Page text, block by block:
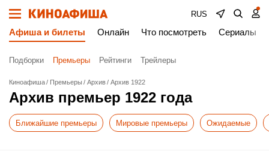
RUS
Афиша и билеты Онлайн Что посмотреть Сериалы
Подборки Премьеры Рейтинги Трейлеры
Киноафиша Премьеры Архив Архив 1922
Архив премьер 1922 года
Ближайшие премьеры Мировые премьеры Ожидаемые